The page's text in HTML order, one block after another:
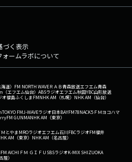
づく表示
ームラボについて
道） FM NORTH WAVEＲＡＢ青森放送エフエム青森
（エフエム仙台） ABSラジオエフエム秋田YBC山形放送
オ福島ふくしまFMNHK AM（札幌） NHK AM（仙台）
TOKYO FMJ-WAVEラジオ日本BAYFM78NACK5 ＦＭヨコハマ
FM GUNMANHK AM（東京）
ＭとやまMROラジオエフエム石川FBCラジオFM福井
AM（東京） NHK AM（名古屋）
FM AICHI ＦＭ ＧＩＦＵ SBSラジオK-MIX SHIZUOKA
屋）